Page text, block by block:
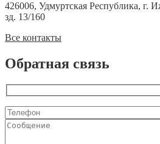
426006, Удмуртская Республика, г.
зд. 13/160
Все контакты
Обратная связь